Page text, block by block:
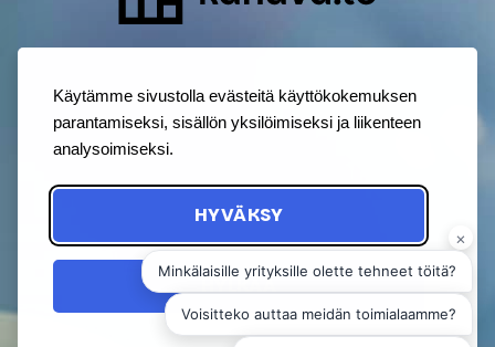
Käytämme sivustolla evästeitä käyttökokemuksen
parantamiseksi, sisällön yksilöimiseksi ja liikenteen
analysoimiseksi.
HYVÄKSY
HYLKÄÄ